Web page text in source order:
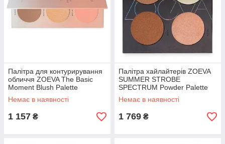
Палітра для контурирування
обличчя ZOEVA The Basic
Moment Blush Palette
Немає в наявності
1 157 ₴
Палітра хайлайтерів ZOEVA
SUMMER STROBE
SPECTRUM Powder Palette
Немає в наявності
1 769 ₴